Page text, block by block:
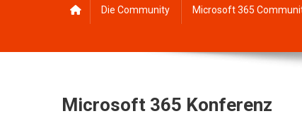
Die Community Microsoft 365
Microsoft 365 Konferenz